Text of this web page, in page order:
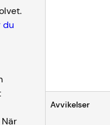
du
Avvikelser